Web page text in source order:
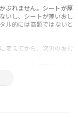
ぶれません。シートが厚
いし、シートが薄いおし
ル的には高額ではないと
変えてから、次男のおむ